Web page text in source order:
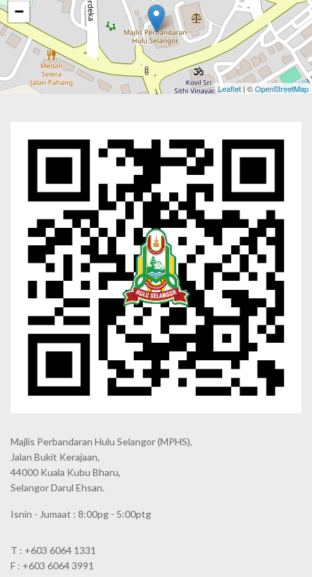
−
Leaflet | ©OpenStreetMap
Majlis Perbandaran Hulu Selangor (MPHS),
Jalan Bukit Kerajaan,
44000 Kuala Kubu Bharu,
Selangor Darul Ehsan.
Isnin - Jumaat : 8:00pg - 5:00ptg
T : +603 6064 1331
F : +603 6064 3991